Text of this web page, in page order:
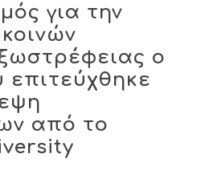
για την
ο
επιτεύχθηκε
από το